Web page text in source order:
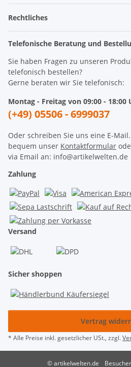
Rechtliches
Telefonische Beratung und
Sie haben Fragen zu unseren
telefonisch bestellen?
Gerne beraten wir Sie telefonisch:
Montag - Freitag von 09:00 - 18:00
(+49) 05506 - 6999037
Oder schreiben Sie uns eine E-
bequem unser Kontaktformular
via Email an: info@artikelwelten.de
Zahlung
Versand
Sicher shoppen
Vertrag
* Alle Preise inkl. gesetzlicher USt., zzgl.
© artikelwelten.de